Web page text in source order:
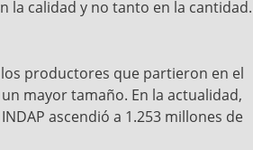
la calidad y no tanto en la cantidad.
productores que partieron en el
mayor tamaño. En la actualidad,
ascendió a 1.253 millones de